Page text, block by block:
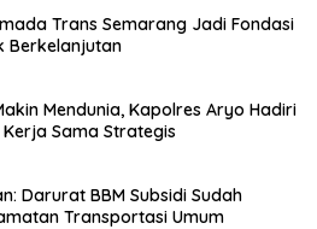
Trans Semarang Jadi Fondasi
Berkelanjutan
Mendunia, Kapolres Aryo Hadiri
Sama Strategis
Darurat BBM Subsidi Sudah
Transportasi Umum